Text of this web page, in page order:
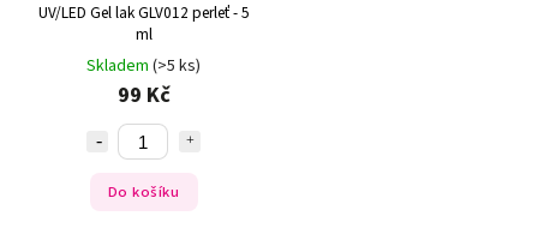
UV/LED Gel lak GLV012 perleť - 5
ml
Skladem (>5 ks)
99 Kč
Do košíku